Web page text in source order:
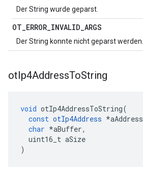
Der String wurde geparst.
OT_ERROR_INVALID_ARGS
Der String konnte nicht geparst werden.
otIp4AddressToString
void otIp4AddressToString(
const otIp4Address *aAddress
char *aBuffer,
uint16_t aSize
)